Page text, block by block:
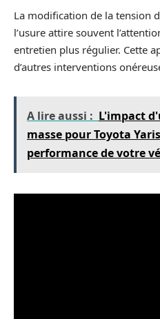
La modification de la tension
l’usure attire souvent
entretien plus régulier. Cette
d’autres interventions
A lire aussi : L'impact
masse pour Toyota
performance de votre